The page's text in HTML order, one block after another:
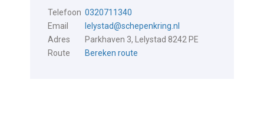
Telefoon 0320711340
Email
lelystad@schepenkring.nl
Adres
Parkhaven 3, Lelystad 8242 PE
Route
Bereken route